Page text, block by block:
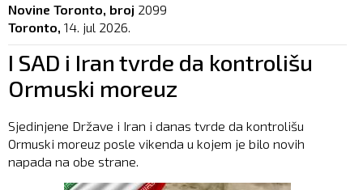
Novine Toronto, broj 2099
Toronto, 14. jul 2026.
I SAD i Iran tvrde da kontrolišu
Ormuski moreuz
Sjedinjene Države i Iran i danas tvrde da kontrolišu
Ormuski moreuz posle vikenda u kojem je bilo novih
napada na obe strane.